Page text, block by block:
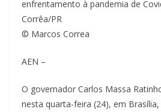
© Marcos Correa
AEN –
O governador Carlos Massa
nesta quarta-feira (24), em